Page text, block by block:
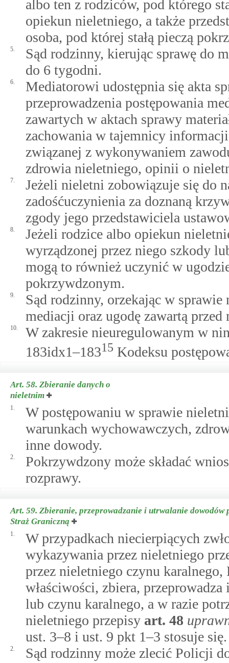
albo ten z rodziców, pod którego
opiekun nieletniego, a także
osoba, pod której stałą pieczą
5.
Sąd rodzinny, kierując sprawę do
do 6 tygodni.
6.
Mediatorowi udostępnia się akta
przeprowadzenia postępowania
zawartych w aktach sprawy
zachowania w tajemnicy
związanej z wykonywaniem
zdrowia nieletniego, opinii o
7.
Jeżeli nieletni zobowiązuje się do
zadośćuczynienia za doznaną
zgody jego przedstawiciela
8.
Jeżeli rodzice albo opiekun
wyrządzonej przez niego szkody
mogą to również uczynić w
pokrzywdzonym.
9.
Sąd rodzinny, orzekając w
mediacji oraz ugodę zawartą przed
10.
W zakresie nieuregulowanym w
183idx1–18315 Kodeksu
Art. 58. Zbieranie danych o
nieletnim
1.
W postępowaniu w sprawie
warunkach wychowawczych,
inne dowody.
2.
Pokrzywdzony może składać
rozprawy.
Art. 59. Zbieranie, przeprowadzanie i utrwalanie
Straż Graniczną
1.
W przypadkach niecierpiących
wykazywania przez nieletniego
przez nieletniego czynu
właściwości, zbiera,
lub czynu karalnego, a w razie
nieletniego przepisy art. 48
ust. 3–8 i ust. 9 pkt 1–3 stosuje się.
2.
Sąd rodzinny może zlecić Policji